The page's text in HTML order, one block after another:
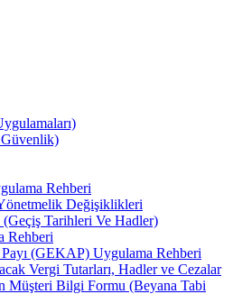
Rehberi
Değişiklikleri
Tarihleri Ve Hadler)
Rehberi
Payı (GEKAP) Uygulama Rehberi
Vergi Tutarları, Hadler ve Cezalar
Müşteri Bilgi Formu (Beyana Tabi